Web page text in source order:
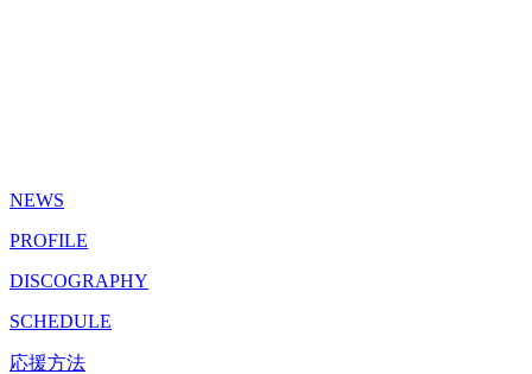
NEWS
PROFILE
DISCOGRAPHY
SCHEDULE
応援方法